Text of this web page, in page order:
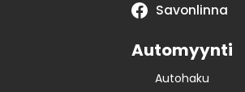
Savonlinna
Automyynti
Autohaku